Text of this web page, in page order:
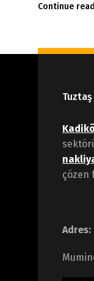
Continue
çözen
Adres: